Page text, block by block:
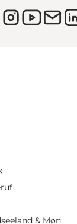
& Møn